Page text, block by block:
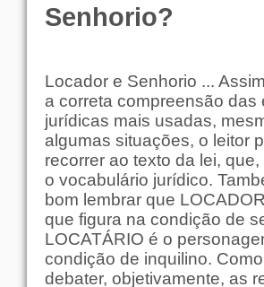
Senhorio?
Locador e Senhorio ...
a correta compreensão das
jurídicas mais usadas,
algumas situações, o leitor
recorrer ao texto da lei,
o vocabulário jurídico.
bom lembrar que
que figura na condição de
LOCATÁRIO é o
condição de inquilino.
debater, objetivamente, as